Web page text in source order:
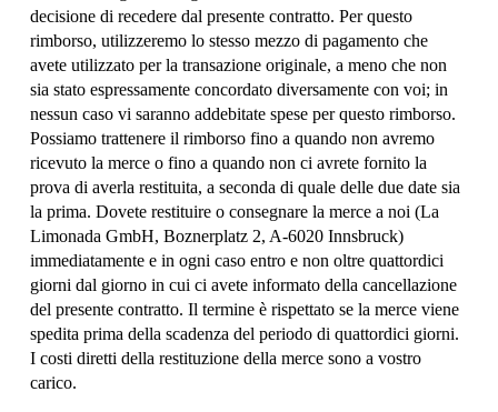
decisione di recedere dal presente contratto. Per questo
rimborso, utilizzeremo lo stesso mezzo di pagamento che
avete utilizzato per la transazione originale, a meno che non
sia stato espressamente concordato diversamente con voi; in
nessun caso vi saranno addebitate spese per questo rimborso.
Possiamo trattenere il rimborso fino a quando non avremo
ricevuto la merce o fino a quando non ci avrete fornito la
prova di averla restituita, a seconda di quale delle due date sia
la prima. Dovete restituire o consegnare la merce a noi (La
Limonada GmbH, Boznerplatz 2, A-6020 Innsbruck)
immediatamente e in ogni caso entro e non oltre quattordici
giorni dal giorno in cui ci avete informato della cancellazione
del presente contratto. Il termine è rispettato se la merce viene
spedita prima della scadenza del periodo di quattordici giorni.
I costi diretti della restituzione della merce sono a vostro
carico.